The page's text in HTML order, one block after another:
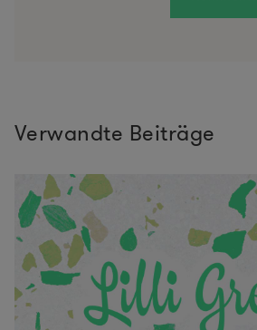
Verwandte Beiträge